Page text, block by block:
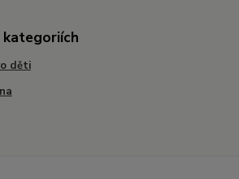
kategoriích
děti